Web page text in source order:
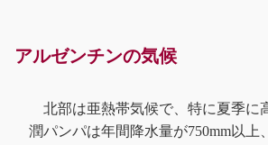
アルゼンチンの気候
北部は亜熱帯気候で、特に夏季に
潤パンパは年間降水量が750mm以上